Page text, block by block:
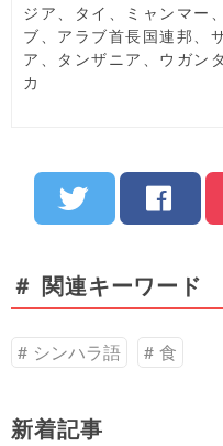
ジア、タイ、ミャンマー
ブ、アラブ首長国連邦、
ア、タンザニア、ウガン
カ
＃ 関連キーワード
シンハラ語 食
新着記事